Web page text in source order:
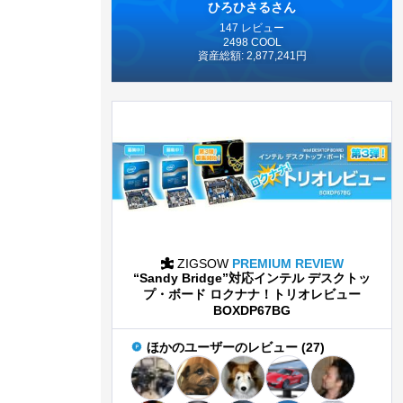
ひろひさるさん
147 レビュー
2498 COOL
資産総額: 2,877,241円
ZIGSOW PREMIUM REVIEW
“Sandy Bridge”対応インテル デスクトッ
プ・ボード ロクナナ！トリオレビュー
BOXDP67BG
ほかのユーザーのレビュー (27)